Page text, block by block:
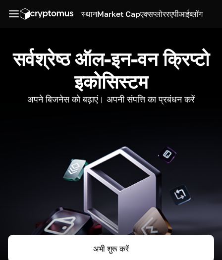
स्थानMarket Capएक्सप्लोररएपीआईब्लॉग
सर्वश्रेष्ठ ऑल-इन-वन क्रिप्टो
इकोसिस्टम
अपने बिजनेस को बढ़ाएं। अपनी संपत्ति का प्रबंधन करें
अभी शुरू करें